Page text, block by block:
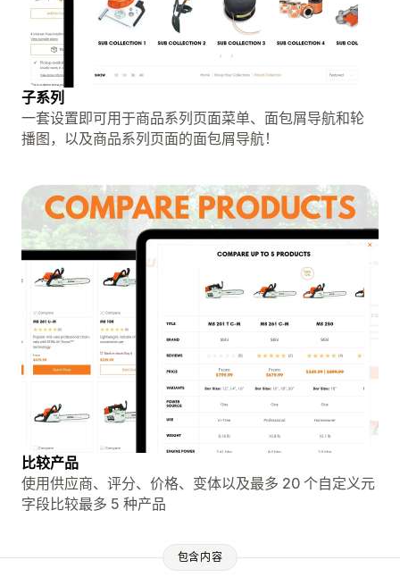
子系列
一套设置即可用于商品系列页面菜单、面包屑导航和轮
播图，以及商品系列页面的面包屑导航！
比较产品
使用供应商、评分、价格、变体以及最多 20 个自定义元
字段比较最多 5 种产品
包含内容